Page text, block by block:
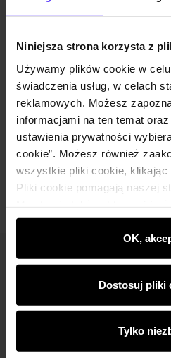
Niniejsza strona korzysta z
Używamy plików cookie w celu
świadczenia usług, w celach
reklamowych. Możesz
informacjami na ten temat
ustawienia prywatności
cookie”. Możesz również
wszystkie pliki cookie, klikając
Pliki cookie pomagają naszej
wyświetlać im dopasowane do
rekomendacje oraz
najnowszych promocjach w e-
partnerom społecznościowym,
analitycznym. Partnerzy mogą
podczas korzystania z ich
OK,
Dostosuj pliki
Tylko
Szczegóły
Skład i wymiary
Opinie
Newsletter
Bądź na bieżąco z nowościami i